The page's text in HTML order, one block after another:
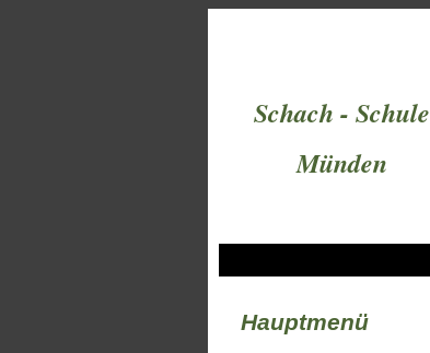
Schach - Schule
Münden
Hauptmenü